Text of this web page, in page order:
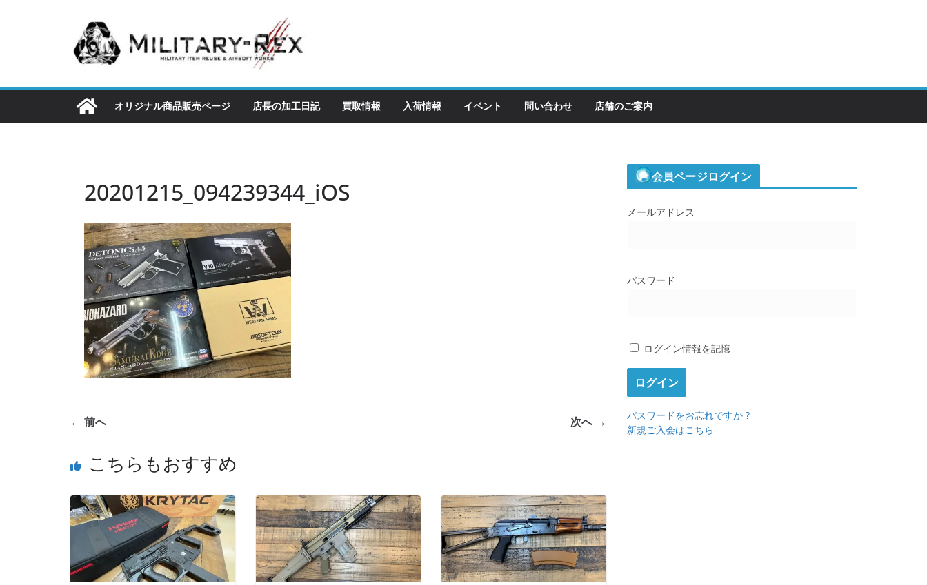
ツ
ス
オリジナル商品販売ページ 店長の加工日記 買取情報 入荷情報 イベント 問い合わせ 店舗のご案内
20201215_094239344_iOS
← 前へ 次へ →
こちらもおすすめ
会員ページログイン
メールアドレス
パスワード
ログイン情報を記憶
パスワードをお忘れですか ?
新規ご入会はこちら